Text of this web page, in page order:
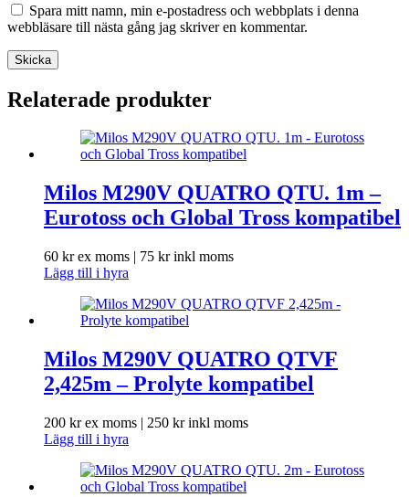
Spara mitt namn, min e-postadress och webbplats i denna
webbläsare till nästa gång jag skriver en kommentar.
Skicka
Relaterade produkter
Milos M290V QUATRO QTU. 1m –
Eurotoss och Global Tross kompatibel
60 krex moms | 75 krinkl moms
Lägg till i hyra
Milos M290V QUATRO QTVF
2,425m – Prolyte kompatibel
200 krex moms | 250 krinkl moms
Lägg till i hyra